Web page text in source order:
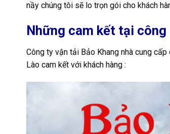
nầy chúng tôi sẽ lo trọn gói cho khách
Những cam kết tại
Công ty vận tải Bảo Khang nhà cung
Lào cam kết với khách hàng :